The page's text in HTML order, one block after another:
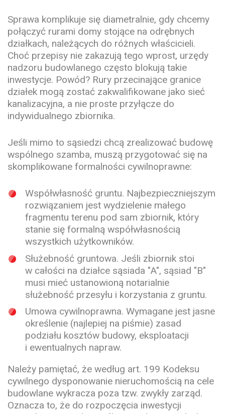
Sprawa komplikuje się diametralnie, gdy chcemy
połączyć rurami domy stojące na odrębnych
działkach, należących do różnych właścicieli.
Choć przepisy nie zakazują tego wprost, urzędy
nadzoru budowlanego często blokują takie
inwestycje. Powód? Rury przecinające granice
działek mogą zostać zakwalifikowane jako sieć
kanalizacyjna, a nie proste przyłącze do
indywidualnego zbiornika.
Jeśli mimo to sąsiedzi chcą zrealizować budowę
wspólnego szamba, muszą przygotować się na
skomplikowane formalności cywilnoprawne:
Współwłasność gruntu. Najbezpieczniejszym
rozwiązaniem jest wydzielenie małego
fragmentu terenu pod sam zbiornik, który
stanie się formalną współwłasnością
wszystkich użytkowników.
Służebność gruntowa. Jeśli zbiornik stoi
w całości na działce sąsiada "A", sąsiad "B"
musi mieć ustanowioną notarialnie
służebność przesyłu i korzystania z gruntu.
Umowa cywilnoprawna. Wymagane jest jasne
określenie (najlepiej na piśmie) zasad
podziału kosztów budowy, eksploatacji
i ewentualnych napraw.
Należy pamiętać, że według art. 199 Kodeksu
cywilnego dysponowanie nieruchomością na cele
budowlane wykracza poza tzw. zwykły zarząd.
Oznacza to, że do rozpoczęcia inwestycji